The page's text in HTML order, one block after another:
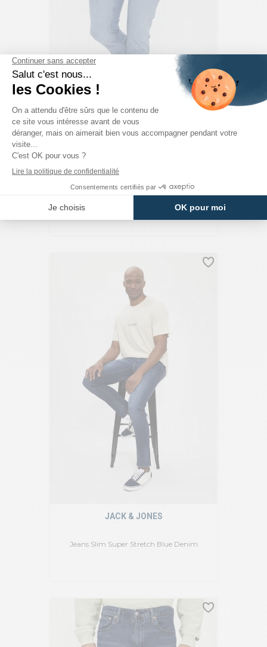
Jeans Bleu Denim Slim Coton Mélangé
JACK & JONES
Jeans Slim Super Stretch Blue Denim
JACK & JONES